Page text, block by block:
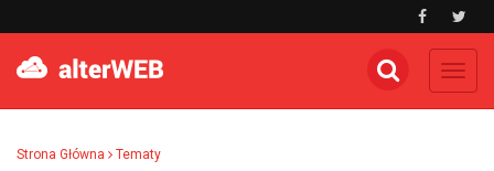
Strona Główna Tematy